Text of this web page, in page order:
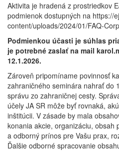
Aktivita je hradená z prostriedkov
podmienok dostupných na https://
content/uploads/2024/01/FAQ-
Podmienkou účasti je súhlas
je potrebné zaslať na mail
12.1.2026.
Zároveň pripomíname povinnosť
zahraničného seminára nahrať do
správu zo zahraničnej cesty.
účely JA SR môže byť rovnaká,
inštitúcii. V zásade by mala
konania akcie, organizáciu, obsah
a odborný prínos pre Vašu prax,
Ďalšie odborné spracovanie